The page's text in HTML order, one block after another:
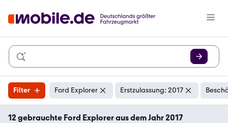
Filter Ford Explorer Erstzulassung: 2017
12 gebrauchte Ford Explorer aus dem Jahr 2017